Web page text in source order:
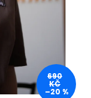
690
KČ
–20 %